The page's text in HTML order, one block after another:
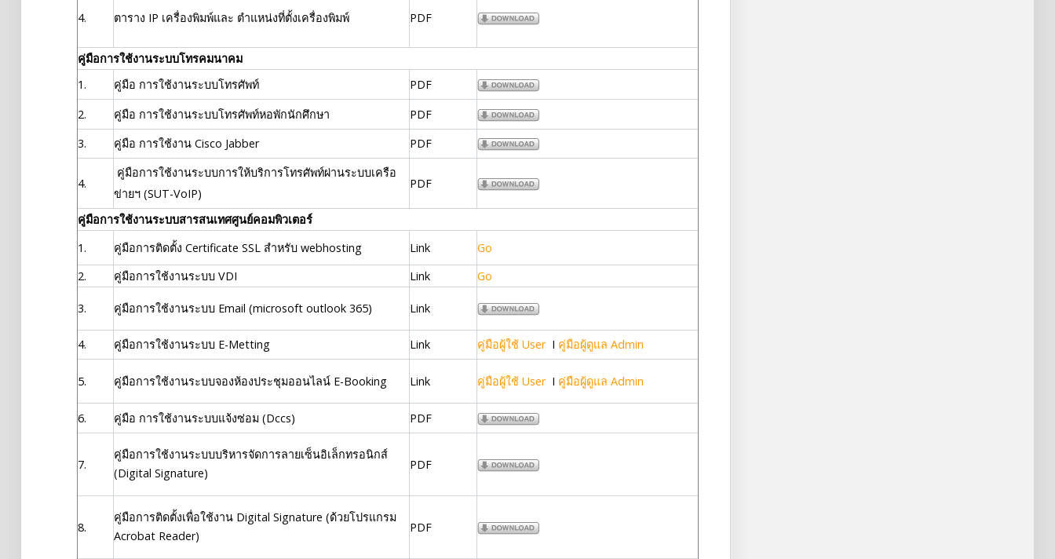
4. ตาราง IP เครื่องพิมพ์และ ตำแหน่งที่ตั้งเครื่องพิมพ์ PDF
คู่มือการใช้งานระบบโทรคมนาคม
1.
คู่มือ การใช้งานระบบโทรศัพท์
PDF
2.
คู่มือ การใช้งานระบบโทรศัพท์หอพักนักศึกษา
PDF
3.
คู่มือ การใช้งาน Cisco Jabber PDF
4.
คู่มือการใช้งานระบบการให้บริการโทรศัพท์ผ่านระบบเครือ
ข่ายฯ (SUT-VoIP)
PDF
คู่มือการใช้งานระบบสารสนเทศศูนย์คอมพิวเตอร์
1.
คู่มือการติดตั้ง Certificate SSL สำหรับ webhosting Link
Go
2.
คู่มือการใช้งานระบบ VDI Link Go
3. คู่มือการใช้งานระบบ Email (microsoft outlook 365) Link
4. คู่มือการใช้งานระบบ E-Metting Link คู่มือผู้ใช้ UserI คู่มือผู้ดูแล Admin
5. คู่มือการใช้งานระบบจองห้องประชุมออนไลน์ E-Booking Link คู่มือผู้ใช้ UserI คู่มือผู้ดูแล Admin
6. คู่มือ การใช้งานระบบแจ้งซ่อม (Dccs) PDF
7.
คู่มือการใช้งานระบบบริหารจัดการลายเซ็นอิเล็กทรอนิกส์
(Digital Signature)
PDF
8.
คู่มือการติดตั้งเพื่อใช้งาน Digital Signature (ด้วยโปรแกรม
Acrobat Reader)
PDF